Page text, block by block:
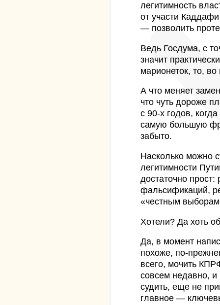
легитимность
от участи
— позволить
Ведь Госдума, с
значит
марионеток, то, во
А что меняет
что чуть дороже
с 90-х годов,
самую большую
забыто.
Насколько можно
легитимности
достаточно
фальсификаций,
«честным
Хотели? Да хоть
Да, в момент
похоже, по-
всего, мочить
совсем недавно,
судить, еще не
главное —